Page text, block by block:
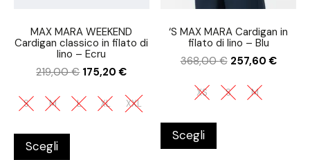
MAX MARA WEEKEND
Cardigan classico in filato di
lino – Ecru
219,00€ 175,20€
S M L XL XXL
Scegli
‘S MAX MARA Cardigan in
filato di lino – Blu
368,00€ 257,60€
XS S M
Scegli